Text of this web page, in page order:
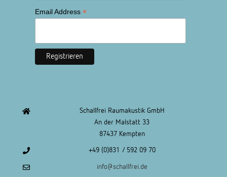
Email Address *
Schallfrei Raumakustik GmbH
An der Malstatt 33
87437 Kempten
+49 (0)831 / 592 09 70
info@schallfrei.de